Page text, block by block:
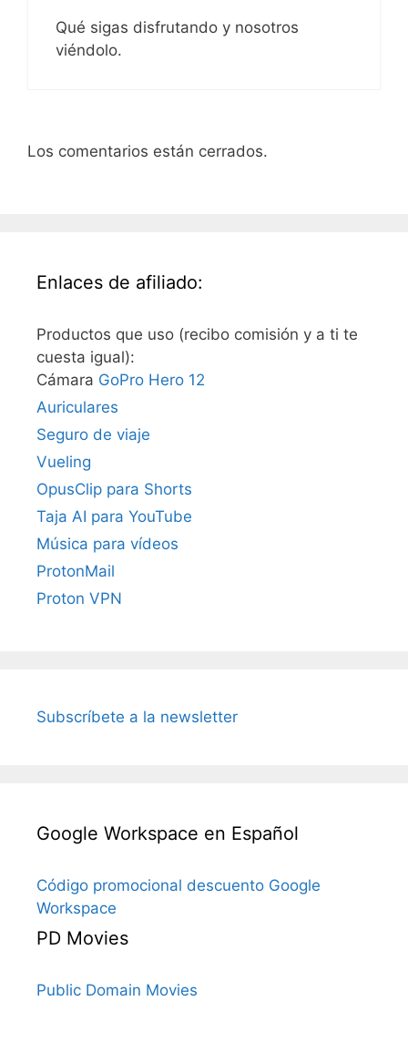
Qué sigas disfrutando y nosotros
viéndolo.
Los comentarios están cerrados.
Enlaces de afiliado:
Productos que uso (recibo comisión y a ti te
cuesta igual):
Cámara GoPro Hero 12
Auriculares
Seguro de viaje
Vueling
OpusClip para Shorts
Taja AI para YouTube
Música para vídeos
ProtonMail
Proton VPN
Subscríbete a la newsletter
Google Workspace en Español
Código promocional descuento Google
Workspace
PD Movies
Public Domain Movies